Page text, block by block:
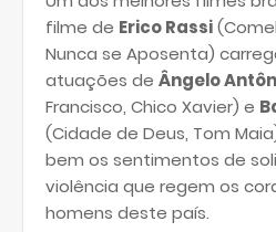
filme de Erico Rassi
Nunca se Aposenta)
atuações de Ângelo
Francisco, Chico Xavier) e
(Cidade de Deus, Tom
bem os sentimentos de
violência que regem os
homens deste país.